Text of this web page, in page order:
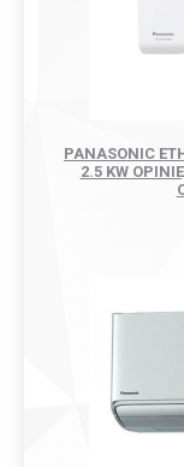
PANASONIC
2.5 KW